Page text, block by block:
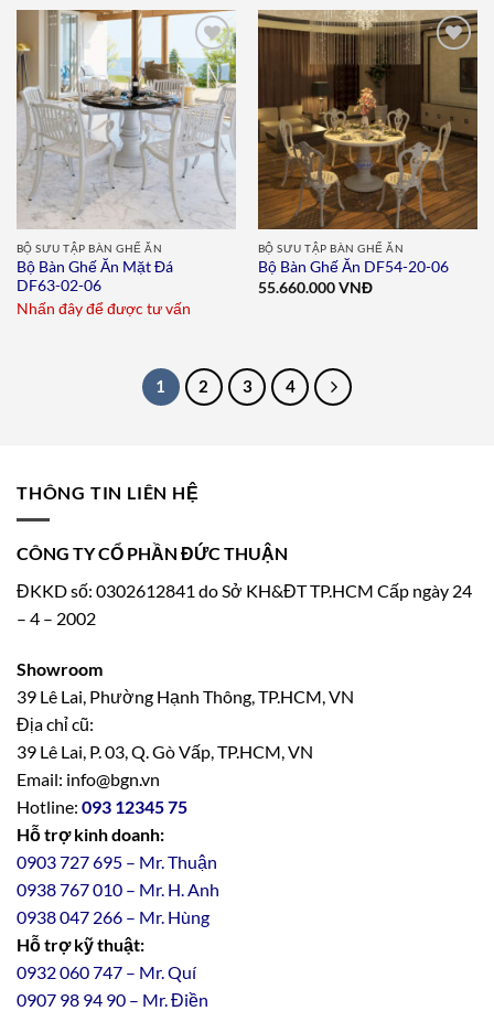
Add to
wishlist
BỘ SƯU TẬP BÀN GHẾ ĂN
Bộ Bàn Ghế Ăn Mặt Đá
DF63-02-06
Nhấn đây để được tư vấn
BỘ SƯU TẬP BÀN GHẾ ĂN
Bộ Bàn Ghế Ăn DF54-20-06
55.660.000VNĐ
1 2 3 4
THÔNG TIN LIÊN HỆ
CÔNG TY CỔ PHẦN ĐỨC THUẬN
ĐKKD số: 0302612841 do Sở KH&ĐT TP.HCM Cấp ngày 24
– 4 – 2002
Showroom
39 Lê Lai, Phường Hạnh Thông, TP.HCM, VN
Địa chỉ cũ:
39 Lê Lai, P. 03, Q. Gò Vấp, TP.HCM, VN
Email: info@bgn.vn
Hotline: 093 12345 75
Hỗ trợ kinh doanh:
0903 727 695 – Mr. Thuận
0938 767 010 – Mr. H. Anh
0938 047 266 – Mr. Hùng
Hỗ trợ kỹ thuật:
0932 060 747 – Mr. Quí
0907 98 94 90 – Mr. Điền